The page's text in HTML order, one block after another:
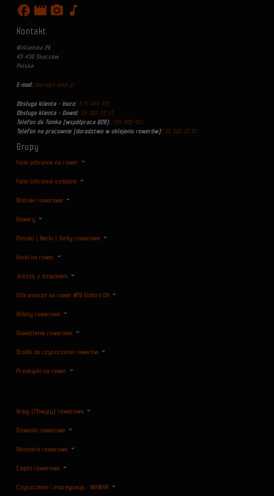
facebook movie photo_camera music_note
Kontakt
Wiślańska 26
43-430 Skoczów
Polska
E-mail: biuro@4-bike.pl
Obsługa klienta - biuro: 575 444 731
Obsługa klienta - Dawid: 33 300 33 15
Telefon do Tomka (współpraca B2B): 505 002 401
Telefon na pracownie (doradztwo w oklejaniu rowerów): 33 300 33 97
Grupy
Folie ochronne na rower
Folie ochronne ozdobne
Błotniki rowerowe
Rowery
Plecaki | Nerki | Torby rowerowe
Kaski na rower
Jeździj z dzieckiem
Ochraniacze na rower MTB Enduro DH
Bidony rowerowe
Oświetlenie rowerowe
Środki do czyszczenia rowerów
Przekąski na rower
Gripy (Chwyty) rowerowe
Dzwonki rowerowe
Akcesoria rowerowe
Części rowerowe
Czyszczenie i impregnacja - NIKWAX